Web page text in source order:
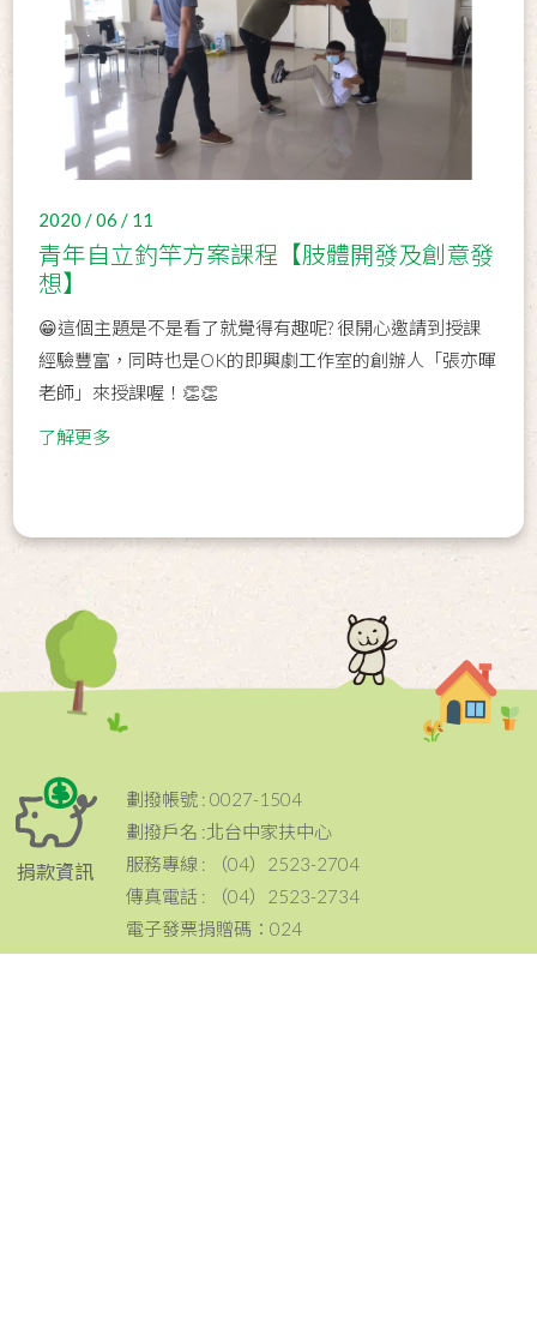
2020 / 06 / 11
青年自立釣竿方案課程【肢體開發及創意發
想】
😁這個主題是不是看了就覺得有趣呢? 很開心邀請到授課
經驗豐富，同時也是OK的即興劇工作室的創辦人「張亦暉
老師」來授課喔！👏👏
了解更多
捐款資訊
劃撥帳號 : 0027-1504
劃撥戶名 :北台中家扶中心
服務專線 : （04）2523-2704
傳真電話 : （04）2523-2734
電子發票捐贈碼：024